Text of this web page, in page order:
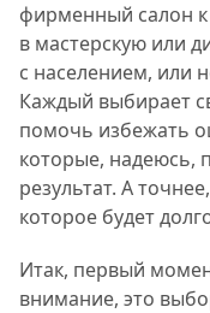
фирменный салон
в мастерскую или
с населением, или
Каждый выбирает
помочь избежать
которые, надеюсь,
результат. А
которое будет
Итак, первый
внимание, это